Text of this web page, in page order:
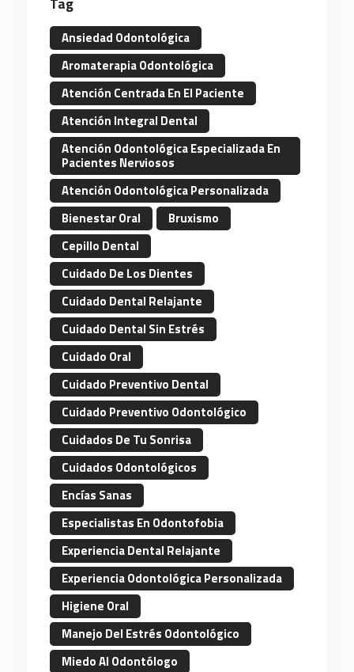
Ansiedad Odontológica
Aromaterapia Odontológica
Atención Centrada En El Paciente
Atención Integral Dental
Atención Odontológica Especializada En
Pacientes Nerviosos
Atención Odontológica Personalizada
Bienestar Oral
Bruxismo
Cepillo Dental
Cuidado De Los Dientes
Cuidado Dental Relajante
Cuidado Dental Sin Estrés
Cuidado Oral
Cuidado Preventivo Dental
Cuidado Preventivo Odontológico
Cuidados De Tu Sonrisa
Cuidados Odontológicos
Encías Sanas
Especialistas En Odontofobia
Experiencia Dental Relajante
Experiencia Odontológica Personalizada
Higiene Oral
Manejo Del Estrés Odontológico
Miedo Al Odontólogo